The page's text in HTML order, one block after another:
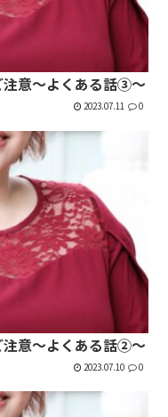
注意～よくある話③～
2023.07.11 0
注意～よくある話②～
2023.07.10 0